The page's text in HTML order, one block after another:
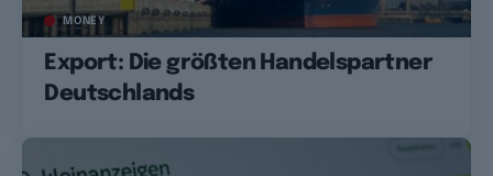
MONEY
Export: Die größten Handelspartner
Deutschlands